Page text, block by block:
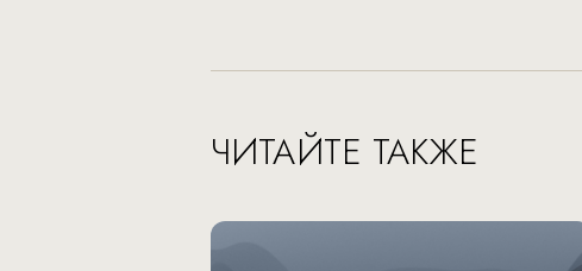
ЧИТАЙТЕ ТАКЖЕ